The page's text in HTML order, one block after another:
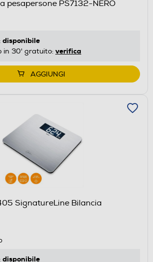
pesapersone PS7132-NERO
disponibile
in 30' gratuito: verifica
AGGIUNGI
SignatureLine Bilancia
disponibile